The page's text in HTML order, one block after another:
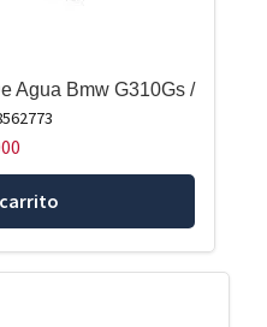
Agua Bmw G310Gs /